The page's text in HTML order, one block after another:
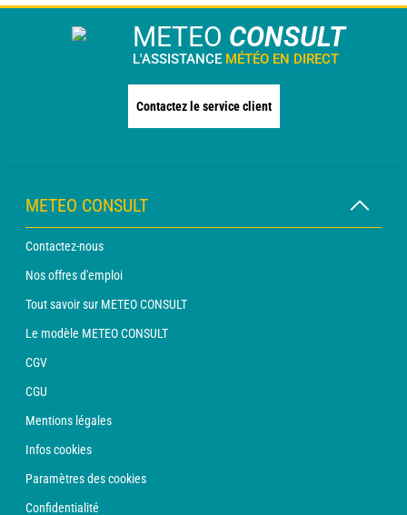
METEO CONSULT
L'ASSISTANCE MÉTÉO EN DIRECT
Contactez le service client
METEO CONSULT
Contactez-nous
Nos offres d'emploi
Tout savoir sur METEO CONSULT
Le modèle METEO CONSULT
CGV
CGU
Mentions légales
Infos cookies
Paramètres des cookies
Confidentialité